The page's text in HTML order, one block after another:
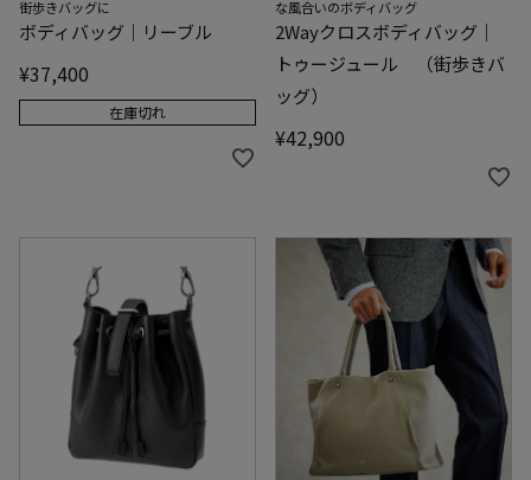
街歩きバッグに
ボディバッグ｜リーブル
¥37,400
在庫切れ
な風合いのボディバッグ
2Wayクロスボディバッグ｜
トゥージュール （街歩きバ
ッグ）
¥42,900